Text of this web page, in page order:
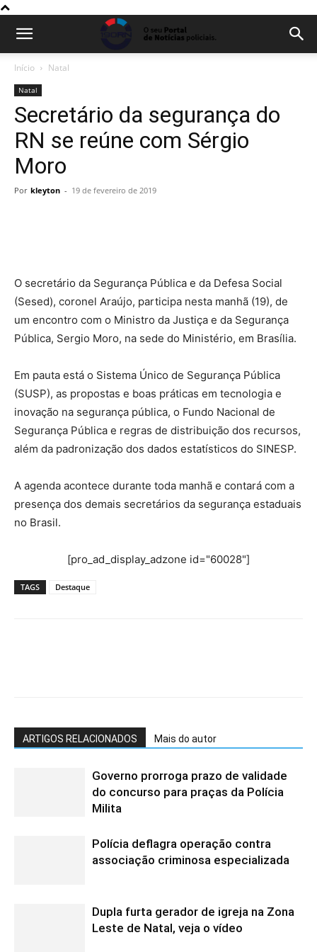
Início Natal
Natal
Secretário da segurança do
RN se reúne com Sérgio
Moro
Por kleyton - 19 de fevereiro de 2019
O secretário da Segurança Pública e da Defesa Social
(Sesed), coronel Araújo, participa nesta manhã (19), de
um encontro com o Ministro da Justiça e da Segurança
Pública, Sergio Moro, na sede do Ministério, em Brasília.
Em pauta está o Sistema Único de Segurança Pública
(SUSP), as propostas e boas práticas em tecnologia e
inovação na segurança pública, o Fundo Nacional de
Segurança Pública e regras de distribuição dos recursos,
além da padronização dos dados estatísticos do SINESP.
A agenda acontece durante toda manhã e contará com a
presença dos demais secretários da segurança estaduais
no Brasil.
[pro_ad_display_adzone id="60028"]
TAGS Destaque
ARTIGOS RELACIONADOS Mais do autor
Governo prorroga prazo de validade
do concurso para praças da Polícia
Milita
Polícia deflagra operação contra
associação criminosa especializada
Dupla furta gerador de igreja na Zona
Leste de Natal, veja o vídeo